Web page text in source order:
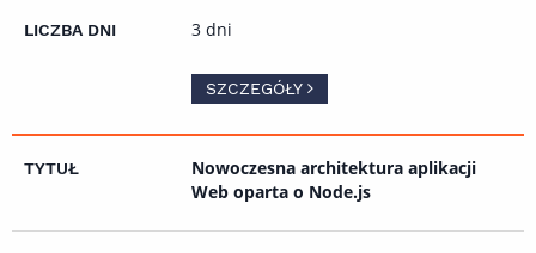
3 dni
SZCZEGÓŁY
Nowoczesna architektura aplikacji
Web oparta o Node.js